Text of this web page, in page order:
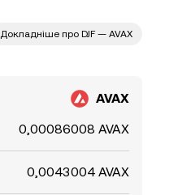
Докладніше про DJF — AVAX
AVAX
0,00086008 AVAX
0,0043004 AVAX